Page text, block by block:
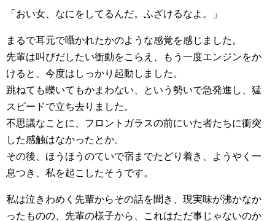
「おい女、なにをしてるんだ。ふざけるなよ。」
まるで耳元で囁かれたかのような感覚を感じました。
先輩は叫びだしたい衝動をこらえ、もう一度エンジンをか
けると、今度はしっかり起動しました。
跳ねても轢いてもかまわない、という勢いで急発進し、猛
スピードで立ち去りました。
不思議なことに、フロントガラスの前にいた者たちに衝突
した感触はなかったとか。
その後、ほうほうのていで宿までたどり着き、ようやく一
息つき、私を起こしたそうです。
私は泣きわめく先輩からその話を聞き、現実味が沸かなか
ったものの、先輩の様子から、これはただ事じゃないのか